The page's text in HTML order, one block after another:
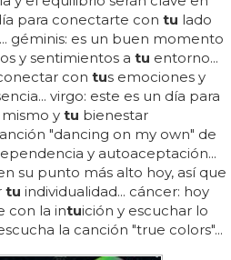
para conectarte con tu lado
géminis: es un buen momento
y sentimientos a tu entorno...
con tus emociones y
virgo: este es un día para
y tu bienestar
"dancing on my own" de
y autoaceptación...
su punto más alto hoy, así que
tu individualidad... cáncer: hoy
con la intuición y escuchar lo
la canción "true colors"...